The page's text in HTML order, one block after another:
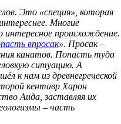
Это «специя», которая
Многие
происхождение.
впросак». Просак –
канатов. Попасть туда
ситуацию. А
к нам из древнегреческой
кентавр Харон
Аида, заставляя их
– часть